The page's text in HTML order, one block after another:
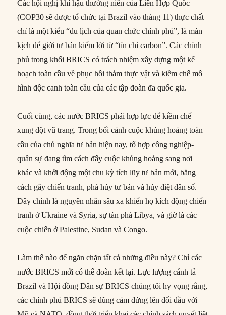
Các hội nghị khí hậu thường niên của Liên Hợp Quốc
(COP30 sẽ được tổ chức tại Brazil vào tháng 11) thực chất
chỉ là một kiểu “du lịch của quan chức chính phủ”, là màn
kịch để giới tư bản kiếm lời từ “tín chỉ carbon”. Các chính
phủ trong khối BRICS có trách nhiệm xây dựng một kế
hoạch toàn cầu về phục hồi thảm thực vật và kiềm chế mô
hình độc canh toàn cầu của các tập đoàn đa quốc gia.
Cuối cùng, các nước BRICS phải hợp lực để kiềm chế
xung đột vũ trang. Trong bối cảnh cuộc khủng hoảng toàn
cầu của chủ nghĩa tư bản hiện nay, tổ hợp công nghiệp-
quân sự đang tìm cách đẩy cuộc khủng hoảng sang nơi
khác và khởi động một chu kỳ tích lũy tư bản mới, bằng
cách gây chiến tranh, phá hủy tư bản và hủy diệt dân số.
Đây chính là nguyên nhân sâu xa khiến họ kích động chiến
tranh ở Ukraine và Syria, sự tàn phá Libya, và giờ là các
cuộc chiến ở Palestine, Sudan và Congo.
Làm thế nào để ngăn chặn tất cả những điều này? Chỉ các
nước BRICS mới có thể đoàn kết lại. Lực lượng cánh tả
Brazil và Hội đồng Dân sự BRICS chúng tôi hy vọng rằng,
các chính phủ BRICS sẽ dũng cảm đứng lên đối đầu với